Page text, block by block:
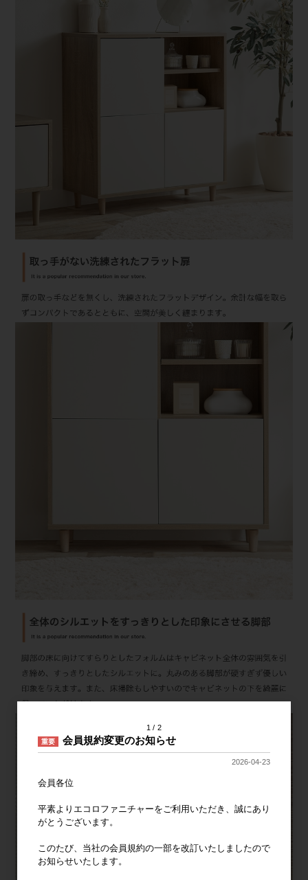
1 2
重要 会員規約変更のお知らせ
2026-04-23
会員各位
平素よりエコロファニチャーをご利用いただき、誠にあり
がとうございます。
このたび、当社の会員規約の一部を改訂いたしましたので
お知らせいたします。